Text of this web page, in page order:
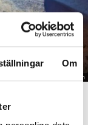
Om
Foto: Hyresnämnden